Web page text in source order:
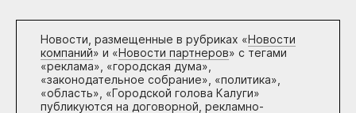
Новости, размещенные в рубриках «Новости
компаний» и «Новости партнеров» с тегами
«реклама», «городская дума»,
«законодательное собрание», «политика»,
«область», «Городской голова Калуги»
публикуются на договорной, рекламно-